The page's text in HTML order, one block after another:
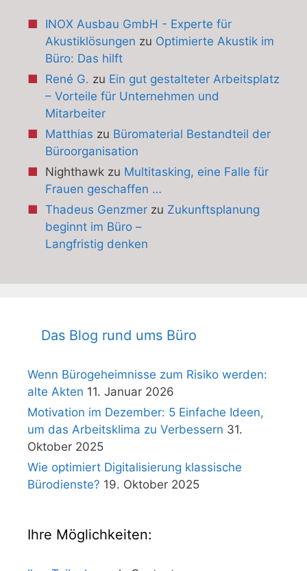
INOX Ausbau GmbH - Experte für
Akustiklösungen zu Optimierte Akustik im
Büro: Das hilft
René G. zu Ein gut gestalteter Arbeitsplatz
– Vorteile für Unternehmen und
Mitarbeiter
Matthias zu Büromaterial Bestandteil der
Büroorganisation
Nighthawkzu Multitasking, eine Falle für
Frauen geschaffen …
Thadeus Genzmerzu Zukunftsplanung
beginnt im Büro –
Langfristig denken
Das Blog rund ums Büro
Wenn Bürogeheimnisse zum Risiko werden:
alte Akten 11. Januar 2026
Motivation im Dezember: 5 Einfache Ideen,
um das Arbeitsklima zu Verbessern 31.
Oktober 2025
Wie optimiert Digitalisierung klassische
Bürodienste? 19. Oktober 2025
Ihre Möglichkeiten: